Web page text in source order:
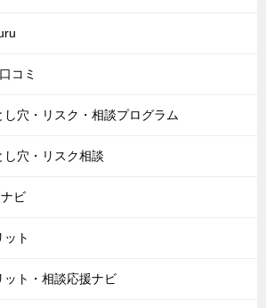
コミ
穴・リスク・相談プログラム
穴・リスク相談
ビ
ト
ト・相談応援ナビ